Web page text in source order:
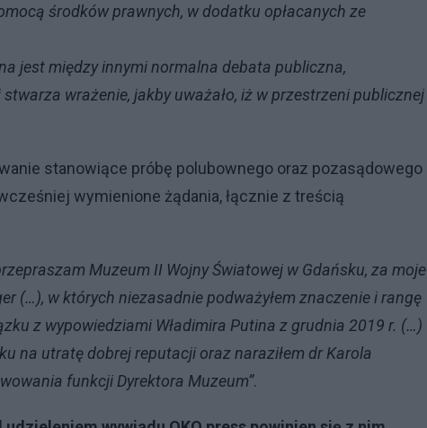
środków prawnych, w dodatku opłacanych ze
jest między innymi normalna debata publiczna,
wrażenie, jakby uważało, iż w przestrzeni publicznej
stanowiące próbę polubownego oraz pozasądowego
wymienione żądania, łącznie z treścią
Muzeum II Wojny Światowej w Gdańsku, za moje
(…), w których niezasadnie podważyłem znaczenie i rangę
z wypowiedziami Władimira Putina z grudnia 2019 r. (…)
na utratę dobrej reputacji oraz naraziłem dr Karola
funkcji Dyrektora Muzeum”.